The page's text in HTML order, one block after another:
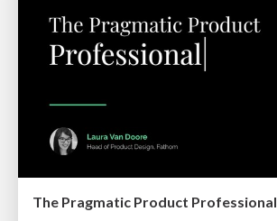
The Pragmatic Product Professional